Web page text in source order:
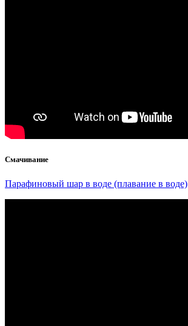
Смачивание
Парафиновый шар в воде (плавание в воде)